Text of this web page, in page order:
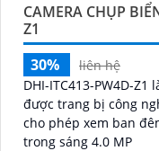
CAMERA CHỤP
Z1
30%
liên hệ
DHI-ITC413-PW4D-
được trang bị công
cho phép xem ban
trong sáng 4.0 MP